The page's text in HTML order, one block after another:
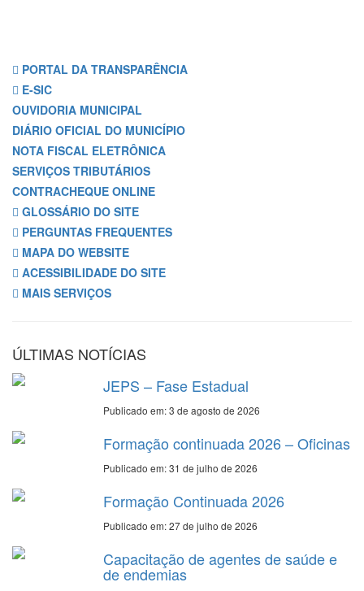
PORTAL DA TRANSPARÊNCIA
E-SIC
OUVIDORIA MUNICIPAL
DIÁRIO OFICIAL DO MUNICÍPIO
NOTA FISCAL ELETRÔNICA
SERVIÇOS TRIBUTÁRIOS
CONTRACHEQUE ONLINE
GLOSSÁRIO DO SITE
PERGUNTAS FREQUENTES
MAPA DO WEBSITE
ACESSIBILIDADE DO SITE
MAIS SERVIÇOS
ÚLTIMAS NOTÍCIAS
JEPS – Fase Estadual
Publicado em: 3 de agosto de 2026
Formação continuada 2026 – Oficinas
Publicado em: 31 de julho de 2026
Formação Continuada 2026
Publicado em: 27 de julho de 2026
Capacitação de agentes de saúde e
de endemias